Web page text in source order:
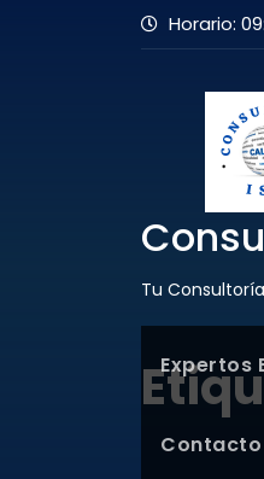
Horario:
Tu
Expertos
Contacto